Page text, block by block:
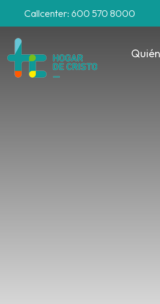
Callcenter: 600 570 8000